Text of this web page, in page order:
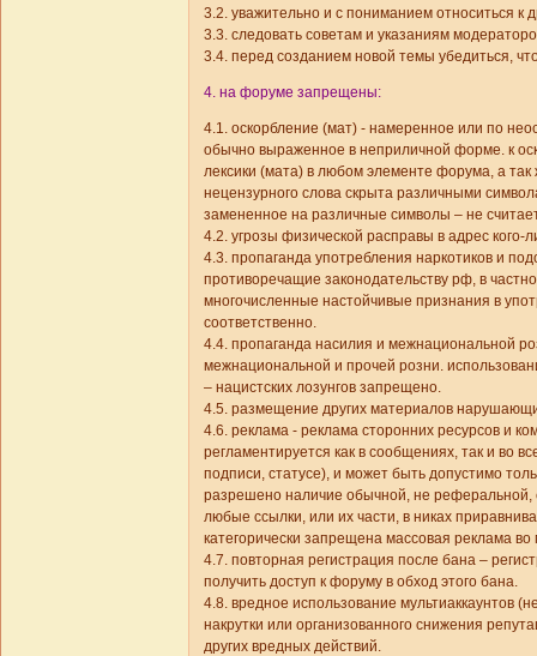
3.2. уважительно и с пониманием относиться к
3.3. следовать советам и указаниям
3.4. перед созданием новой темы убедиться,
4. на форуме запрещены:
4.1. оскорбление (мат) - намеренное или по
обычно выраженное в неприличной форме. к
лексики (мата) в любом элементе форума, а так
нецензурного слова скрыта различными
замененное на различные символы – не
4.2. угрозы физической расправы в адрес
4.3. пропаганда употребления наркотиков и
противоречащие законодательству рф, в
многочисленные настойчивые признания в
соответственно.
4.4. пропаганда насилия и межнациональной
межнациональной и прочей розни.
– нацистских лозунгов запрещено.
4.5. размещение других материалов
4.6. реклама - реклама сторонних ресурсов и
регламентируется как в сообщениях, так и во
подписи, статусе), и может быть допустимо
разрешено наличие обычной, не
любые ссылки, или их части, в никах
категорически запрещена массовая реклама
4.7. повторная регистрация после бана –
получить доступ к форуму в обход этого бана.
4.8. вредное использование мультиаккаунтов
накрутки или организованного снижения
других вредных действий.